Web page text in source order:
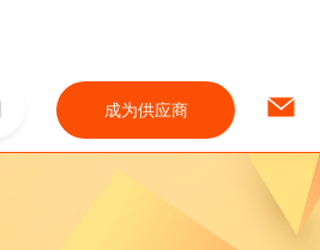
成为供应商